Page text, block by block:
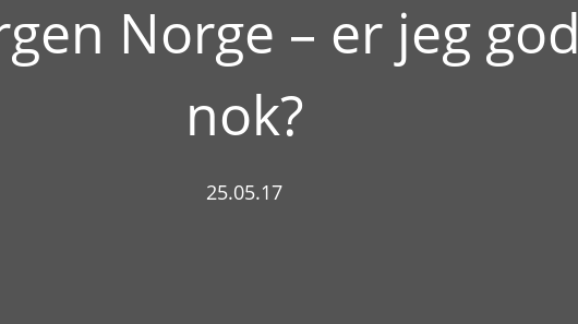
Norge – er jeg god
nok?
25.05.17